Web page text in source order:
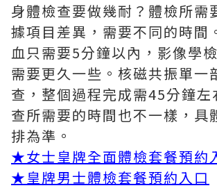
身體檢查要做幾耐？體檢所需
據項目差異，需要不同的時間
血只需要5分鐘以內，影像學
需要更久一些。核磁共振單一
查，整個過程完成需45分鐘左
查所需要的時間也不一樣，具
排為準。
★女士皇牌全面體檢套餐預約
★皇牌男士體檢套餐預約入口